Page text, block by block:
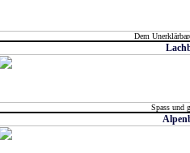
Dem
Spass und